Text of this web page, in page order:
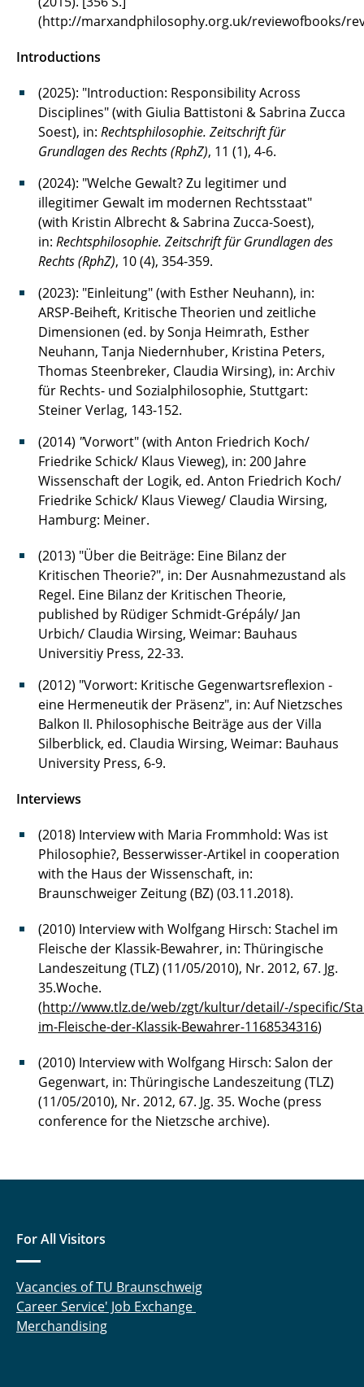
(http://marxandphilosophy.org.uk/reviewofbooks/
Introductions
(2025): "Introduction: Responsibility Across
Disciplines" (with Giulia Battistoni & Sabrina Zucca
Soest), in: Rechtsphilosophie. Zeitschrift für
Grundlagen des Rechts (RphZ), 11 (1), 4-6.
(2024): "Welche Gewalt? Zu legitimer und
illegitimer Gewalt im modernen Rechtsstaat"
(with Kristin Albrecht & Sabrina Zucca-Soest),
in: Rechtsphilosophie. Zeitschrift für Grundlagen des
Rechts (RphZ), 10 (4), 354-359.
(2023): "Einleitung" (with Esther Neuhann), in:
ARSP-Beiheft, Kritische Theorien und zeitliche
Dimensionen (ed. by Sonja Heimrath, Esther
Neuhann, Tanja Niedernhuber, Kristina Peters,
Thomas Steenbreker, Claudia Wirsing), in: Archiv
für Rechts- und Sozialphilosophie, Stuttgart:
Steiner Verlag, 143-152.
(2014) "Vorwort" (with Anton Friedrich Koch/
Friedrike Schick/ Klaus Vieweg), in: 200 Jahre
Wissenschaft der Logik, ed. Anton Friedrich Koch/
Friedrike Schick/ Klaus Vieweg/ Claudia Wirsing,
Hamburg: Meiner.
(2013) "Über die Beiträge: Eine Bilanz der
Kritischen Theorie?", in: Der Ausnahmezustand als
Regel. Eine Bilanz der Kritischen Theorie,
published by Rüdiger Schmidt-Grépály/ Jan
Urbich/ Claudia Wirsing, Weimar: Bauhaus
Universitiy Press, 22-33.
(2012) "Vorwort: Kritische Gegenwartsreflexion -
eine Hermeneutik der Präsenz", in: Auf Nietzsches
Balkon II. Philosophische Beiträge aus der Villa
Silberblick, ed. Claudia Wirsing, Weimar: Bauhaus
University Press, 6-9.
Interviews
(2018) Interview with Maria Frommhold: Was ist
Philosophie?, Besserwisser-Artikel in cooperation
with the Haus der Wissenschaft, in:
Braunschweiger Zeitung (BZ) (03.11.2018).
(2010) Interview with Wolfgang Hirsch: Stachel im
Fleische der Klassik-Bewahrer, in: Thüringische
Landeszeitung (TLZ) (11/05/2010), Nr. 2012, 67. Jg.
35.Woche.
(http://www.tlz.de/web/zgt/kultur/detail/-/specific/
im-Fleische-der-Klassik-Bewahrer-1168534316)
(2010) Interview with Wolfgang Hirsch: Salon der
Gegenwart, in: Thüringische Landeszeitung (TLZ)
(11/05/2010), Nr. 2012, 67. Jg. 35. Woche (press
conference for the Nietzsche archive).
For All Visitors
Vacancies of TU Braunschweig
Career Service' Job Exchange
Merchandising